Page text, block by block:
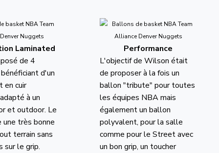
Laminated
de 4
d'un
en cuir
à un
et outdoor. Le
très bonne
terrain sans
sur le grip.
Performance
L'objectif de Wilson était
de proposer à la fois un
ballon "tribute" pour toutes
les équipes NBA mais
également un ballon
polyvalent, pour la salle
comme pour le Street avec
un bon grip, un toucher